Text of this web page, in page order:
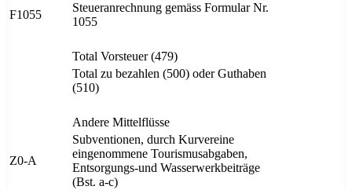
F1055
Steueranrechnung gemäss Formular Nr.
1055
Total Vorsteuer (479)
Total zu bezahlen (500) oder Guthaben
(510)
Andere Mittelflüsse
Z0-A
Subventionen, durch Kurvereine
eingenommene Tourismusabgaben,
Entsorgungs-und Wasserwerkbeiträge
(Bst. a-c)